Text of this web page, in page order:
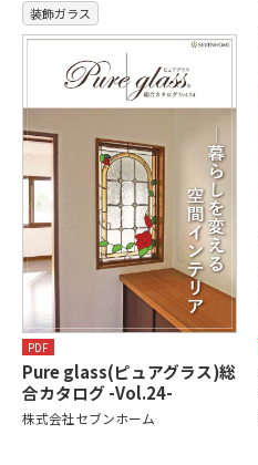
装飾ガラス
PDF
Pure glass(ピュアグラス)総
合カタログ -Vol.24-
株式会社セブンホーム